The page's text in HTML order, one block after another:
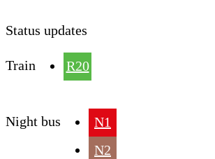
Status updates
Train R20
Night bus
N1
N2